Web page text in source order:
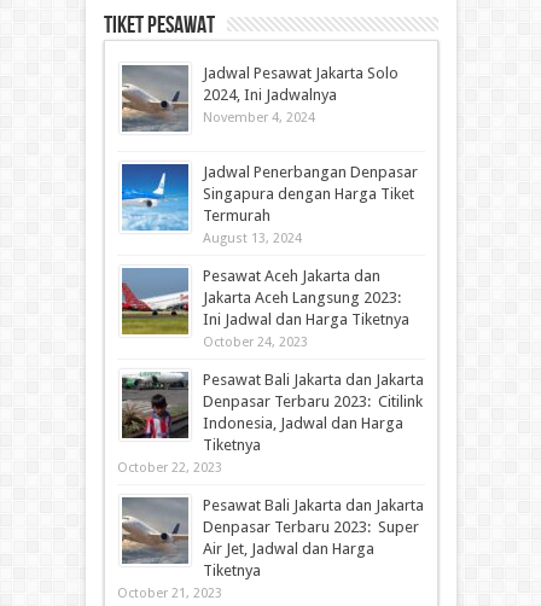
Tiket Pesawat
Jadwal Pesawat Jakarta Solo
2024, Ini Jadwalnya
November 4, 2024
Jadwal Penerbangan Denpasar
Singapura dengan Harga Tiket
Termurah
August 13, 2024
Pesawat Aceh Jakarta dan
Jakarta Aceh Langsung 2023:
Ini Jadwal dan Harga Tiketnya
October 24, 2023
Pesawat Bali Jakarta dan Jakarta
Denpasar Terbaru 2023: Citilink
Indonesia, Jadwal dan Harga
Tiketnya
October 22, 2023
Pesawat Bali Jakarta dan Jakarta
Denpasar Terbaru 2023: Super
Air Jet, Jadwal dan Harga
Tiketnya
October 21, 2023